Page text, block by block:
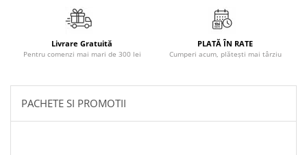
Povesti - Basme - Legende
Realitatea Augmentata
Religie pentru copii
Livrare Gratuită
Pentru comenzi mai mari de 300 lei
PLATĂ ÎN RATE
Cumperi acum, plătești mai târziu
PACHETE SI PROMOTII